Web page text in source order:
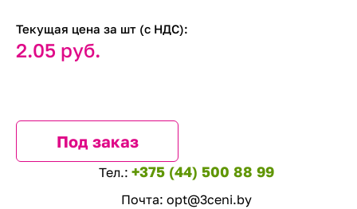
Текущая цена за шт (с НДС):
2.05 руб.
Под заказ
Тел.: +375 (44) 500 88 99
Почта: opt@3ceni.by